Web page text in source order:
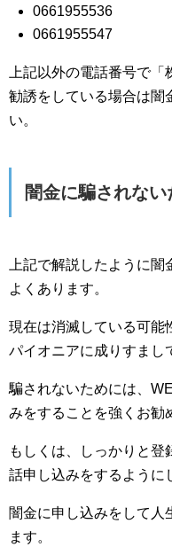
0661955536
0661955547
上記以外の電話番号で
勧誘をしている場合は闇
い。
闇金に騙されない
上記で解説したように
よくあります。
現在は消滅している可能
パイオニアに成りすまし
騙されないためには、
みをすることを強くお勧
もしくは、しっかりと
話申し込みをするように
闇金に申し込みをして人
ます。